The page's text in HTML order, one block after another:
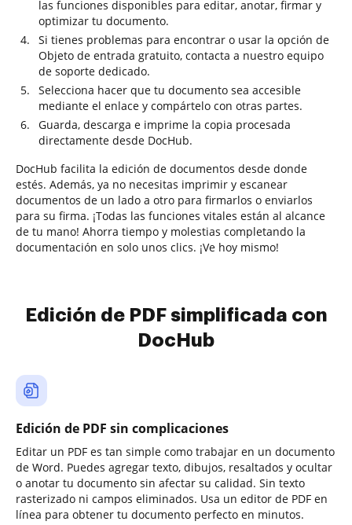
las funciones disponibles para editar, anotar, firmar y
optimizar tu documento.
Si tienes problemas para encontrar o usar la opción de
Objeto de entrada gratuito, contacta a nuestro equipo
de soporte dedicado.
Selecciona hacer que tu documento sea accesible
mediante el enlace y compártelo con otras partes.
Guarda, descarga e imprime la copia procesada
directamente desde DocHub.
DocHub facilita la edición de documentos desde donde
estés. Además, ya no necesitas imprimir y escanear
documentos de un lado a otro para firmarlos o enviarlos
para su firma. ¡Todas las funciones vitales están al alcance
de tu mano! Ahorra tiempo y molestias completando la
documentación en solo unos clics. ¡Ve hoy mismo!
Edición de PDF simplificada con
DocHub
Edición de PDF sin complicaciones
Editar un PDF es tan simple como trabajar en un documento
de Word. Puedes agregar texto, dibujos, resaltados y ocultar
o anotar tu documento sin afectar su calidad. Sin texto
rasterizado ni campos eliminados. Usa un editor de PDF en
línea para obtener tu documento perfecto en minutos.